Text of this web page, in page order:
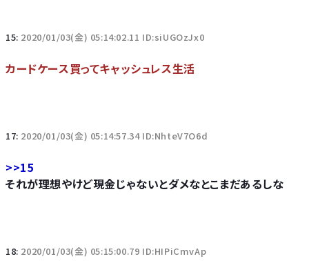
15: 2020/01/03(金) 05:14:02.11 ID:siUGOzJx0
カードケース買ってキャッシュレス生活
17: 2020/01/03(金) 05:14:57.34 ID:NhteV7O6d
>>15
それが理想やけど現金じゃないとダメなとこまだあるしな
18: 2020/01/03(金) 05:15:00.79 ID:HIPiCmvAp